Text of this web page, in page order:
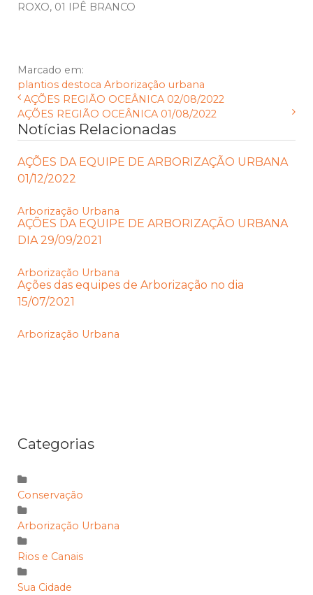
ROXO, 01 IPÊ BRANCO
Marcado em:
plantios destoca Arborização urbana
AÇÕES REGIÃO OCEÂNICA 02/08/2022
AÇÕES REGIÃO OCEÂNICA 01/08/2022
Notícias Relacionadas
AÇÕES DA EQUIPE DE ARBORIZAÇÃO URBANA
01/12/2022
Arborização Urbana
AÇÕES DA EQUIPE DE ARBORIZAÇÃO URBANA
DIA 29/09/2021
Arborização Urbana
Ações das equipes de Arborização no dia
15/07/2021
Arborização Urbana
Categorias
Conservação
Arborização Urbana
Rios e Canais
Sua Cidade